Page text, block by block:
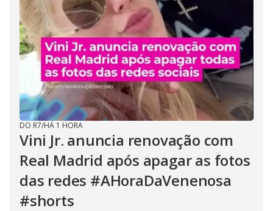
DO R7/HÁ 1 HORA
Vini Jr. anuncia renovação com
Real Madrid após apagar as fotos
das redes #AHoraDaVenenosa
#shorts